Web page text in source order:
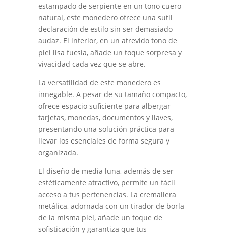
estampado de serpiente en un tono cuero
natural, este monedero ofrece una sutil
declaración de estilo sin ser demasiado
audaz. El interior, en un atrevido tono de
piel lisa fucsia, añade un toque sorpresa y
vivacidad cada vez que se abre.
La versatilidad de este monedero es
innegable. A pesar de su tamaño compacto,
ofrece espacio suficiente para albergar
tarjetas, monedas, documentos y llaves,
presentando una solución práctica para
llevar los esenciales de forma segura y
organizada.
El diseño de media luna, además de ser
estéticamente atractivo, permite un fácil
acceso a tus pertenencias. La cremallera
metálica, adornada con un tirador de borla
de la misma piel, añade un toque de
sofisticación y garantiza que tus